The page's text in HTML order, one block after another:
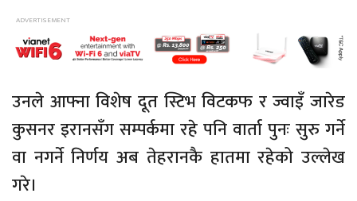
उनले आफ्ना विशेष दूत स्टिभ विटकफ र ज्वाइँ जारेड
कुसनर इरानसँग सम्पर्कमा रहे पनि वार्ता पुनः सुरु गर्ने
वा नगर्ने निर्णय अब तेहरानकै हातमा रहेको उल्लेख
गरे।